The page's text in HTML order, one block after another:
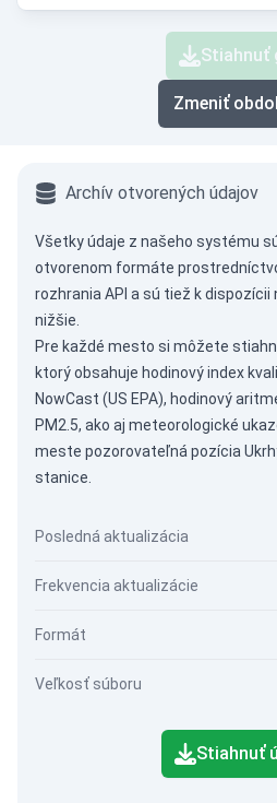
Stiahnuť
Zmeniť
Archív otvorených údajov
Všetky údaje z našeho systému
otvorenom formáte
rozhrania API a sú tiež k dispozícii
nižšie.
Pre každé mesto si môžete
ktorý obsahuje hodinový index
NowCast (US EPA), hodinový
PM2.5, ako aj meteorologické
meste pozorovateľná pozícia
stanice.
Posledná aktualizácia
Frekvencia aktualizácie
Formát
Veľkosť súboru
Stiahnuť